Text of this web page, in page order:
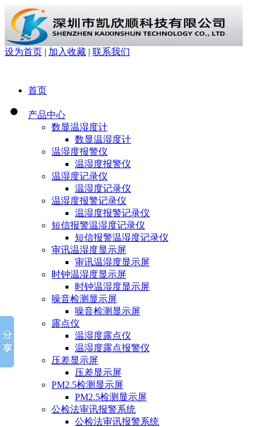
设为首页 | 加入收藏 | 联系我们
首页
产品中心
数显温湿度计
数显温湿度计
温湿度报警仪
温湿度报警仪
温湿度记录仪
温湿度记录仪
温湿度报警记录仪
温湿度报警记录仪
短信报警温湿度记录仪
短信报警温湿度记录仪
审讯温湿度显示屏
审讯温湿度显示屏
时钟温湿度显示屏
时钟温湿度显示屏
噪音检测显示屏
噪音检测显示屏
露点仪
温湿度露点仪
温湿度露点报警仪
压差显示屏
压差显示屏
PM2.5检测显示屏
PM2.5检测显示屏
公检法审讯报警系统
公检法审讯报警系统